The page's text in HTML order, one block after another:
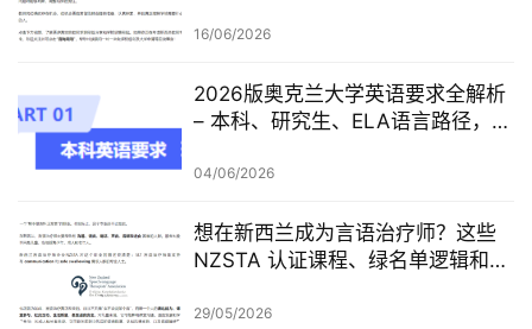
系
我
技
能
民
16/06/2026
2026版奥克兰大学英语要求全解析
– 本科、研究生、ELA语言路径，一
04/06/2026
想在新西兰成为言语治疗师？这些
NZSTA 认证课程、绿名单逻辑和申
29/05/2026